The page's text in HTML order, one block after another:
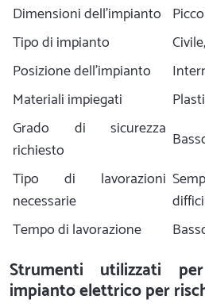
Dimensioni dell'impianto
Tipo di impianto
Posizione dell'impianto
Materiali impiegati
Grado di sicurezza
richiesto
Tipo di lavorazioni
necessarie
Tempo di lavorazione
Strumenti utilizzati
impianto elettrico per